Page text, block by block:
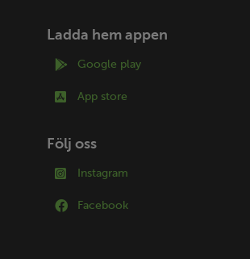
Ladda hem appen
Google play
App store
Följ oss
Instagram
Facebook